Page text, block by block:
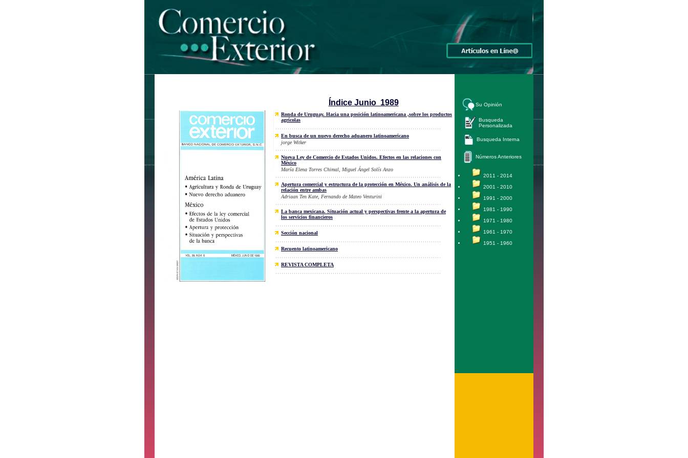
Índice Junio 1989
Ronda de Uruguay. Hacia una posición latinoamericana ,sobre los productos
agrícolas
En busca de un nuevo derecho aduanero latinoamericano
jorge Witker
Nueva Ley de Comercio de Estados Unidos. Efectos en las relaciones con
México
María Elena Torres Chimal, Miguel Ángel Solís Anzo
Apertura comercial y estructura de la protección en México. Un análisis de la
relación entre ambas
Adriaan Ten Kate, Fernando de Mateo Venturini
La banca mexicana. Situación actual y perspectivas frente a la apertura de
los servicios financieros
Sección nacional
Recuento latinoamericano
REVISTA COMPLETA
Su Opinión
Busqueda
Personalizada
Busqueda Interna
Números Anteriores
2011 - 2014
2001 - 2010
1991 - 2000
1981 - 1990
1971 - 1980
1961 - 1970
1951 - 1960